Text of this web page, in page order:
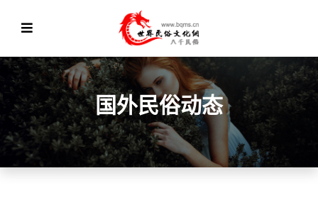
国外民俗动态